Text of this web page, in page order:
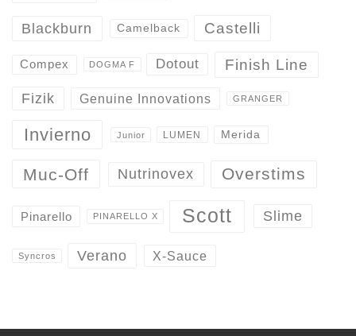
Blackburn Camelback Castelli
Compex DOGMA F Dotout Finish Line
Fizik Genuine Innovations GRANGER
Invierno Junior LUMEN Merida
Muc-Off Nutrinovex Overstims
Pinarello PINARELLO X Scott Slime
Syncros Verano X-Sauce